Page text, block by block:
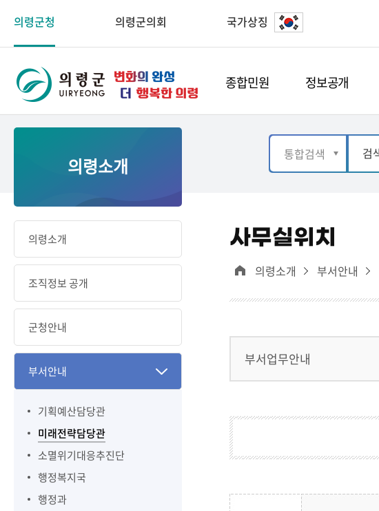
의령군청 의령군의회 국가상징
종합민원 정보공개
의령소개
의령소개
조직정보 공개
군청안내
부서안내
기획예산담당관
미래전략담당관
소멸위기대응추진단
행정복지국
행정과
사무실위치
의령소개 부서안내
부서업무안내